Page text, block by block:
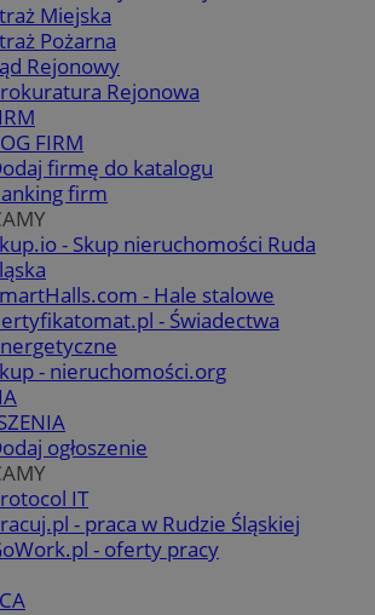
Miejska
Pożarna
Rejonowy
Rejonowa
FIRM
firmę do katalogu
firm
- Skup nieruchomości Ruda
- Hale stalowe
- Świadectwa
- nieruchomości.org
ogłoszenie
IT
- praca w Rudzie Śląskiej
- oferty pracy